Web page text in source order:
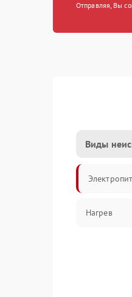
Отправляя, Вы
Виды
Нагрев